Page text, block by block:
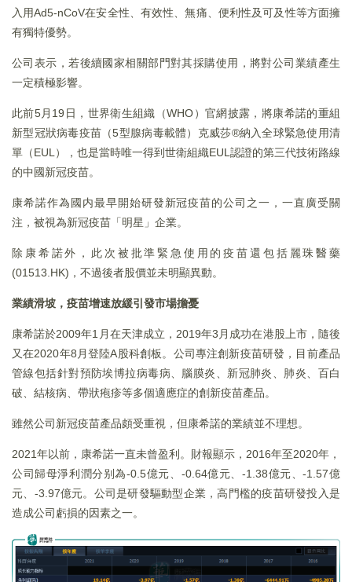
入用Ad5-nCoV在安全性、有效性、無痛、便利性及可及性等方面擁
有獨特優勢。
公司表示，若後續國家相關部門對其採購使用，將對公司業績產生
一定積極影響。
此前5月19日，世界衛生組織（WHO）官網披露，將康希諾的重組
新型冠狀病毒疫苗（5型腺病毒載體）克威莎®納入全球緊急使用清
單（EUL），也是當時唯一得到世衛組織EUL認證的第三代技術路線
的中國新冠疫苗。
康希諾作為國内最早開始研發新冠疫苗的公司之一，一直廣受關
注，被視為新冠疫苗「明星」企業。
除康希諾外，此次被批準緊急使用的疫苗還包括麗珠醫藥
(01513.HK)，不過後者股價並未明顯異動。
業績滑坡，疫苗增速放緩引發市場擔憂
康希諾於2009年1月在天津成立，2019年3月成功在港股上市，隨後
又在2020年8月登陸A股科創板。公司專注創新疫苗研發，目前產品
管線包括針對預防埃博拉病毒病、腦膜炎、新冠肺炎、肺炎、百白
破、結核病、帶狀疱疹等多個適應症的創新疫苗產品。
雖然公司新冠疫苗產品頗受重視，但康希諾的業績並不理想。
2021年以前，康希諾一直未曾盈利。財報顯示，2016年至2020年，
公司歸母淨利潤分别為-0.5億元、-0.64億元、-1.38億元、-1.57億
元、-3.97億元。公司是研發驅動型企業，高門檻的疫苗研發投入是
造成公司虧損的因素之一。